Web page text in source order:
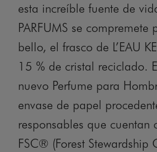
esta increíble fuente de
PARFUMS se
bello, el frasco de L’EAU
15 % de cristal reciclado.
nuevo Perfume para
envase de papel
responsables que cuentan
FSC® (Forest Stewardship